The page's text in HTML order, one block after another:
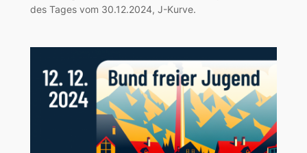
des Tages vom 30.12.2024, J-Kurve.